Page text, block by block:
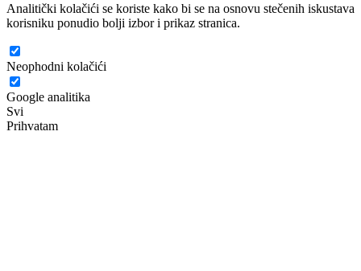
Analitički kolačići se koriste kako bi se na osnovu stečenih iskustava
korisniku ponudio bolji izbor i prikaz stranica.
Neophodni kolačići
Google analitika
Svi
Prihvatam